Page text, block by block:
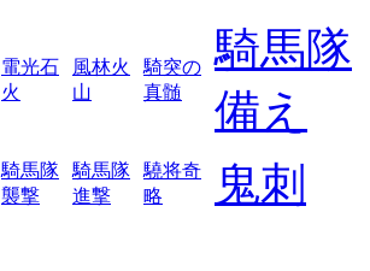
電光石
火
風林火
山
騎突の
真髄
騎馬隊
備え
騎馬隊
襲撃
騎馬隊
進撃
驍将奇
略
鬼刺